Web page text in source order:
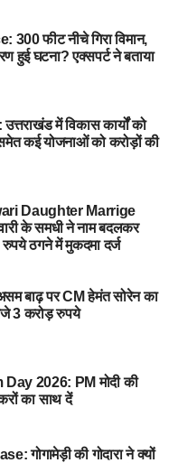
फीट नीचे गिरा विमान,
हुई घटना? एक्सपर्ट ने बताया
में विकास कार्यों को
कई योजनाओं को करोड़ों की
Daughter Marrige
के समधी ने नाम बदलकर
रुपये ठगने में मुकदमा दर्ज
बाढ़ पर CM हेमंत सोरेन का
3 करोड़ रुपये
2026: PM मोदी की
का साथ दें
गोगामेड़ी की गोदारा ने क्यों